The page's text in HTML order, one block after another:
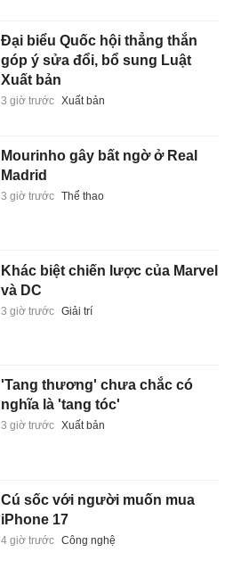
Đại biểu Quốc hội thẳng thắn
góp ý sửa đổi, bổ sung Luật
Xuất bản
3 giờ trước Xuất bản
Mourinho gây bất ngờ ở Real
Madrid
3 giờ trước Thể thao
Khác biệt chiến lược của Marvel
và DC
3 giờ trước Giải trí
'Tang thương' chưa chắc có
nghĩa là 'tang tóc'
3 giờ trước Xuất bản
Cú sốc với người muốn mua
iPhone 17
4 giờ trước Công nghệ